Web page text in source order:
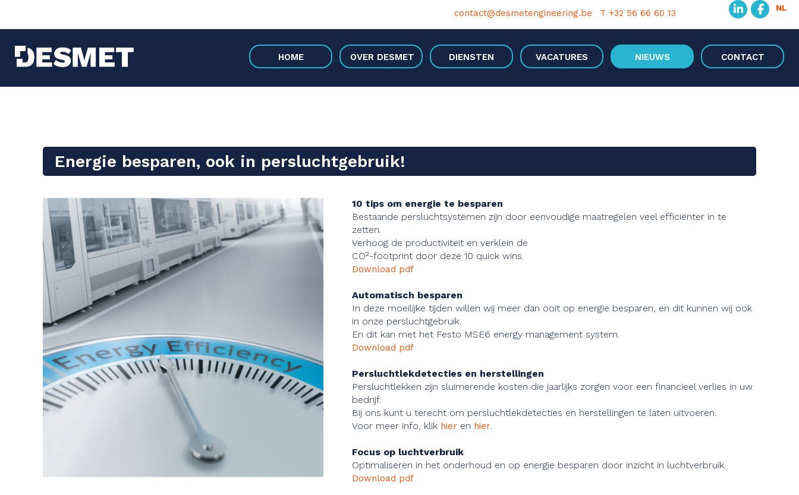
contact@desmetengineering.be T +32 56 66 60 13
NL
HOME OVER DESMET DIENSTEN VACATURES NIEUWS CONTACT
Energie besparen, ook in persluchtgebruik!
10 tips om energie te besparen
Bestaande persluchtsystemen zijn door eenvoudige maatregelen veel efficiënter in te
zetten.
Verhoog de productiviteit en verklein de
CO²-footprint door deze 10 quick wins.
Download pdf
Automatisch besparen
In deze moeilijke tijden willen wij meer dan ooit op energie besparen, en dit kunnen wij ook
in onze persluchtgebruik.
En dit kan met het Festo MSE6 energy management system.
Download pdf
Persluchtlekdetecties en herstellingen
Persluchtlekken zijn sluimerende kosten die jaarlijks zorgen voor een financieel verlies in uw
bedrijf.
Bij ons kunt u terecht om persluchtlekdetecties en herstellingen te laten uitvoeren.
Voor meer info, klik hier en hier.
Focus op luchtverbruik
Optimaliseren in het onderhoud en op energie besparen door inzicht in luchtverbruik.
Download pdf